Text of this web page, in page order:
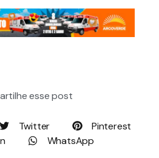
esse post
Twitter
Pinterest
WhatsApp